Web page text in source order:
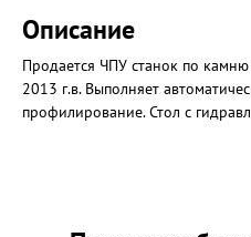
Описание
Продается ЧПУ станок по
2013 г.в. Выполняет
профилирование. Стол с